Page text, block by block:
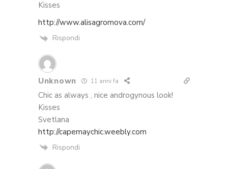
Kisses
http://www.alisagromova.com/
Rispondi
Unknown 11 anni fa
Chic as always , nice androgynous look!
Kisses
Svetlana
http://capemaychic.weebly.com
Rispondi